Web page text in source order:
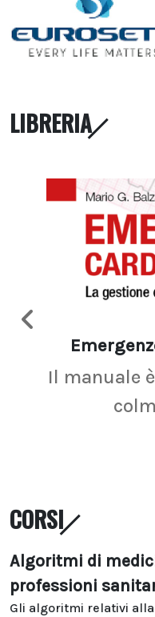
LIBRERIA
Il manuale
CORSI
Algoritmi di
professioni
Gli algoritmi relativi